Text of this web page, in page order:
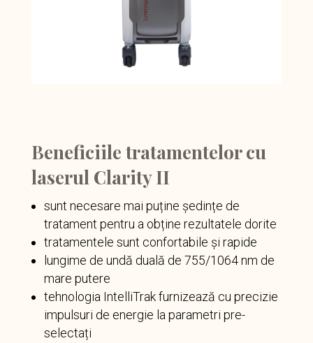
Beneficiile tratamentelor cu
laserul Clarity II
sunt necesare mai puține ședințe de
tratament pentru a obține rezultatele dorite
tratamentele sunt confortabile și rapide
lungime de undă duală de 755/1064 nm de
mare putere
tehnologia IntelliTrak furnizează cu precizie
impulsuri de energie la parametri pre-
selectați